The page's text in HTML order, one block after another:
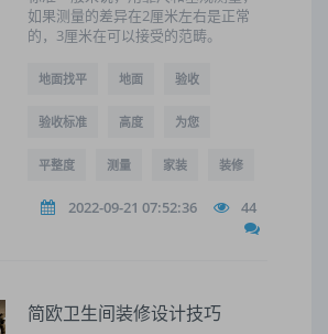
如果测量的差异在2厘米左右是正常
的，3厘米在可以接受的范畴。
地面找平 地面 验收
验收标准 高度 为您
平整度 测量 家装 装修
2022-09-21 07:52:36 44
简欧卫生间装修设计技巧